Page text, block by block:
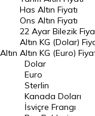
Döviz Kuru
Dolar Kuru
Euro Kuru
Pound Kuru
Frank Kuru
Altın
Has Altın Fiyatı
Ons Altın Fiyatı
22 Ayar Bilezik
Altın KG (Dolar)
Altın KG (Euro)
Dolar
Euro
Sterlin
Kanada Doları
İsviçre Frangı